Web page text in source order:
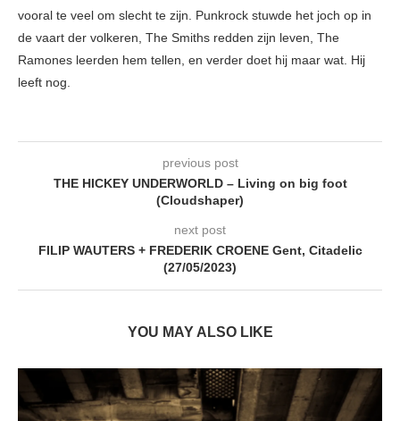
vooral te veel om slecht te zijn. Punkrock stuwde het joch op in
de vaart der volkeren, The Smiths redden zijn leven, The
Ramones leerden hem tellen, en verder doet hij maar wat. Hij
leeft nog.
previous post
THE HICKEY UNDERWORLD – Living on big foot
(Cloudshaper)
next post
FILIP WAUTERS + FREDERIK CROENE Gent, Citadelic
(27/05/2023)
YOU MAY ALSO LIKE